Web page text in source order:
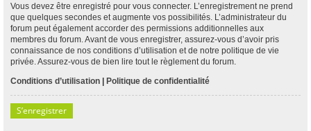
Vous devez être enregistré pour vous connecter. L’enregistrement ne prend
que quelques secondes et augmente vos possibilités. L’administrateur du
forum peut également accorder des permissions additionnelles aux
membres du forum. Avant de vous enregistrer, assurez-vous d’avoir pris
connaissance de nos conditions d’utilisation et de notre politique de vie
privée. Assurez-vous de bien lire tout le règlement du forum.
Conditions d’utilisation | Politique de confidentialité
S’enregistrer